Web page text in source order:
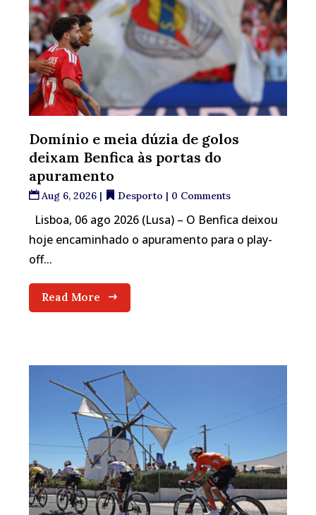
Domínio e meia dúzia de golos
deixam Benfica às portas do
apuramento
Aug 6, 2026 | Desporto | 0 Comments
Lisboa, 06 ago 2026 (Lusa) – O Benfica deixou
hoje encaminhado o apuramento para o play-
off...
Read More